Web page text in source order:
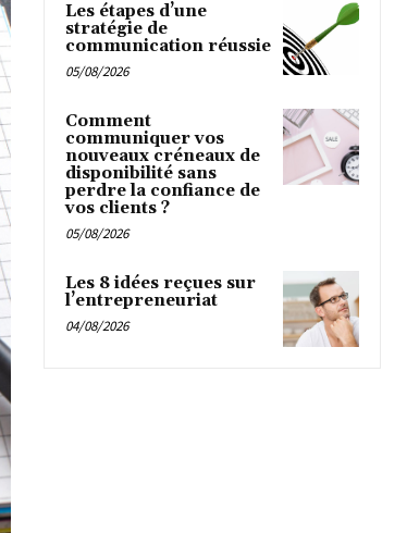
Les étapes d’une
stratégie de
communication réussie
05/08/2026
Comment
communiquer vos
nouveaux créneaux de
disponibilité sans
perdre la confiance de
vos clients ?
05/08/2026
Les 8 idées reçues sur
l’entrepreneuriat
04/08/2026